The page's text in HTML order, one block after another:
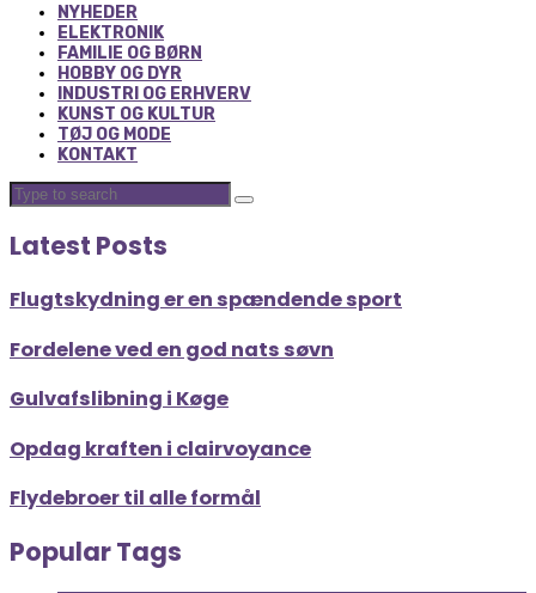
NYHEDER
ELEKTRONIK
FAMILIE OG BØRN
HOBBY OG DYR
INDUSTRI OG ERHVERV
KUNST OG KULTUR
TØJ OG MODE
KONTAKT
Latest Posts
Flugtskydning er en spændende sport
Fordelene ved en god nats søvn
Gulvafslibning i Køge
Opdag kraften i clairvoyance
Flydebroer til alle formål
Popular Tags